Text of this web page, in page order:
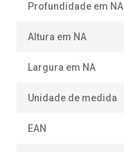
Profundidade em NA
Altura em NA
Largura em NA
Unidade de medida
EAN